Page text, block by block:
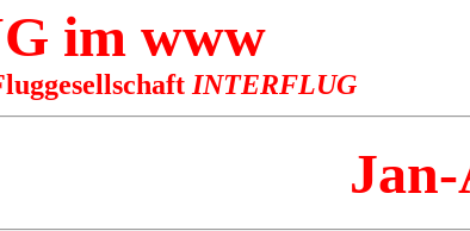
im www
INTERFLUG